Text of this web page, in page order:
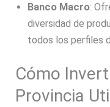
Banco Macro:
diversidad de
todos los perfiles
Cómo
Provincia